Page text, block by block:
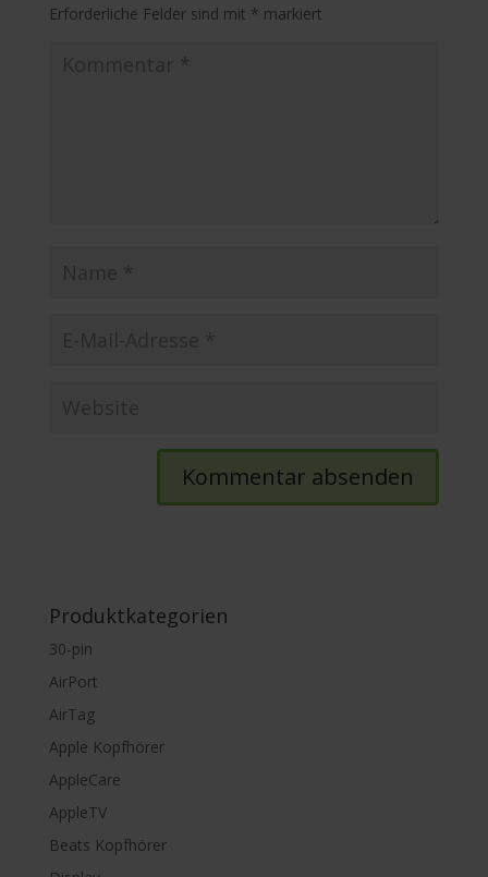
Erforderliche Felder sind mit * markiert
Produktkategorien
30-pin
AirPort
AirTag
Apple Kopfhörer
AppleCare
AppleTV
Beats Kopfhörer